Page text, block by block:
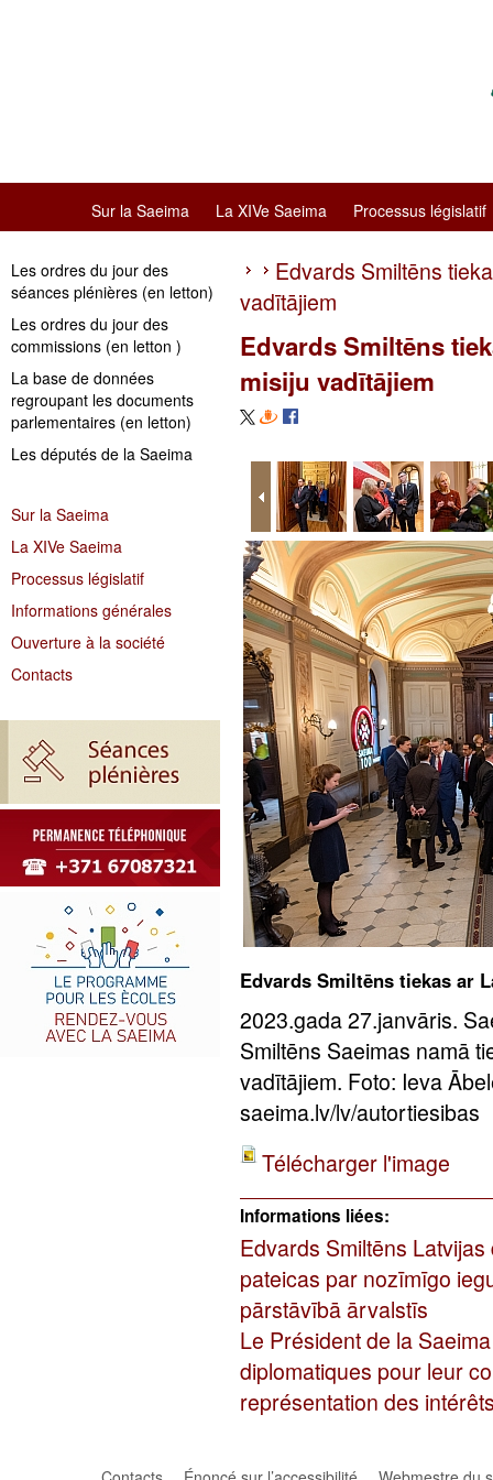
Sur la Saeima La XIVe Saeima Processus législatif
Les ordres du jour des
séances plénières (en letton)
Les ordres du jour des
commissions (en letton )
La base de données
regroupant les documents
parlementaires (en letton)
Les députés de la Saeima
Sur la Saeima
La XIVe Saeima
Processus législatif
Informations générales
Ouverture à la société
Contacts
Edvards Smiltēns
vadītājiem
Edvards Smiltēns
misiju vadītājiem
Edvards Smiltēns tiekas ar
2023.gada 27.janvāris.
Smiltēns Saeimas namā
vadītājiem. Foto: Ieva
saeima.lv/lv/autortiesibas
Télécharger l'image
Informations liées:
Edvards Smiltēns
pateicas par nozīmīgo
pārstāvībā ārvalstīs
Le Président de la
diplomatiques pour leur
représentation des